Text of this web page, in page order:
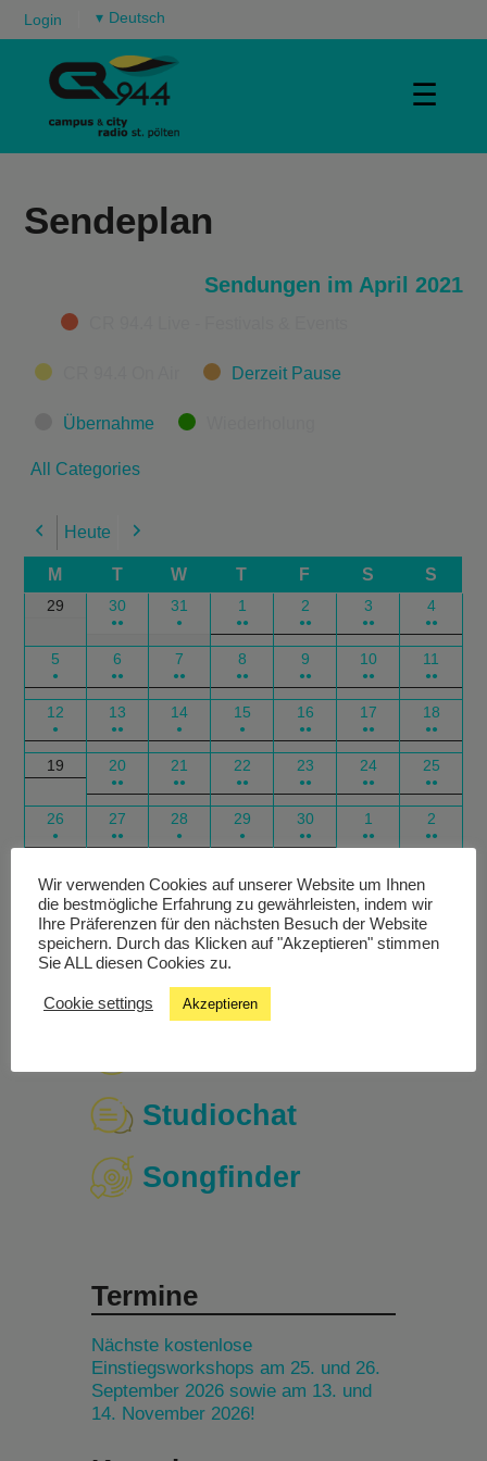
Login ▾
☰
Sendeplan
Sendungen im April 2021
Categories
Derzeit Pause
Übernahme
All Categories
Previous
Heute Next
M T W T F S S
29 30
●●
31
●
1
●●
2
●●
3
●●
4
●●
5
●
6
●●
7
●●
8
●●
9
●●
10
●●
11
●●
12
●
13
●●
14
●
15
●
16
●●
17
●●
18
●●
19 20
●●
21
●●
22
●●
23
●●
24
●●
25
●●
26
●
27
●●
28
●
29
●
30
●●
1
●●
2
●●
Subscribe
in
Google
Subscribe
in
Outlook
Export
for
Google
Export
for
Outlook
Studiochat
Songfinder
Termine
Nächste kostenlose
Einstiegsworkshops am 25. und 26.
September 2026 sowie am 13. und
14. November 2026!
Wir verwenden Cookies auf unserer Website um Ihnen
die bestmögliche Erfahrung zu gewährleisten, indem wir
Ihre Präferenzen für den nächsten Besuch der Website
speichern. Durch das Klicken auf "Akzeptieren" stimmen
Sie ALL diesen Cookies zu.
Cookie settings Akzeptieren